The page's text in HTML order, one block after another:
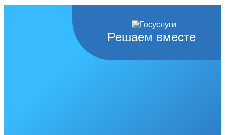
Решаем вместе